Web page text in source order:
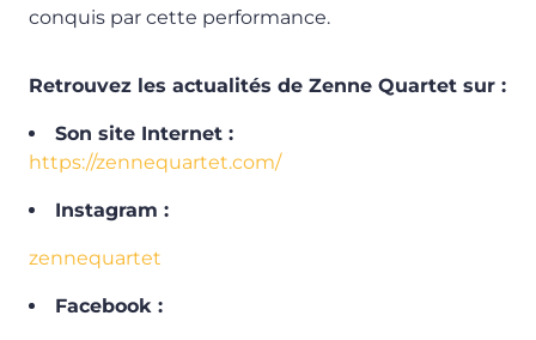
conquis par cette performance.
Retrouvez les actualités de Zenne Quartet sur :
Son site Internet :
https://zennequartet.com/
Instagram :
zennequartet
Facebook :